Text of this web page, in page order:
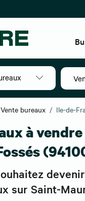
Vente bureaux Ile-de-
à
sur Saint-